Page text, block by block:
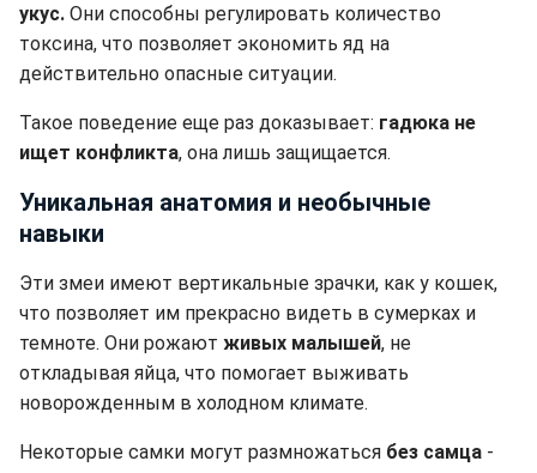
укус. Они способны регулировать количество
токсина, что позволяет экономить яд на
действительно опасные ситуации.
Такое поведение еще раз доказывает: гадюка не
ищет конфликта, она лишь защищается.
Уникальная анатомия и необычные
навыки
Эти змеи имеют вертикальные зрачки, как у кошек,
что позволяет им прекрасно видеть в сумерках и
темноте. Они рожают живых малышей, не
откладывая яйца, что помогает выживать
новорожденным в холодном климате.
Некоторые самки могут размножаться без самца -